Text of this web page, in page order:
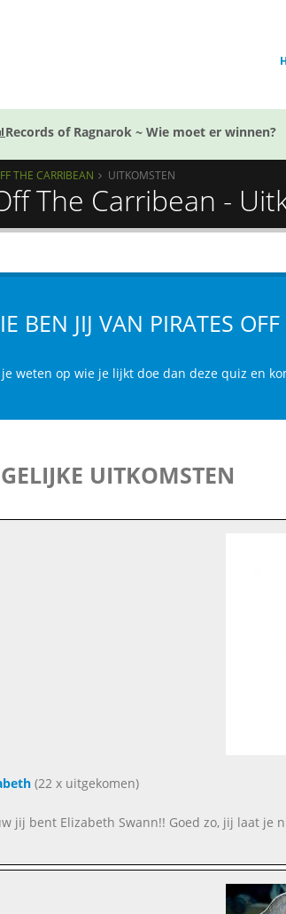
Records of Ragnarok ~ Wie moet er winnen?
THE CARRIBEAN UITKOMSTEN
The Carribean -
BEN JIJ VAN PIRATES
weten op wie je lijkt doe dan deze quiz en
UITKOMSTEN
(22 x uitgekomen)
jij bent Elizabeth Swann!! Goed zo, jij laat je